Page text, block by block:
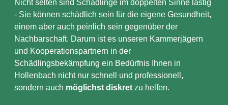
Nicht selten sind Schädlinge im doppelten Sinne lästig
- Sie können schädlich sein für die eigene Gesundheit,
einem aber auch peinlich sein gegenüber der
Nachbarschaft. Darum ist es unseren Kammerjägern
und Kooperationspartnern in der
Schädlingsbekämpfung ein Bedürfnis Ihnen in
Hollenbach nicht nur schnell und professionell,
sondern auch möglichst diskret zu helfen.